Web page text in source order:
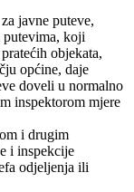
javne puteve,
koji
objekata,
općine, daje
doveli u normalno
inspektorom mjere
i drugim
i inspekcije
odjeljenja ili